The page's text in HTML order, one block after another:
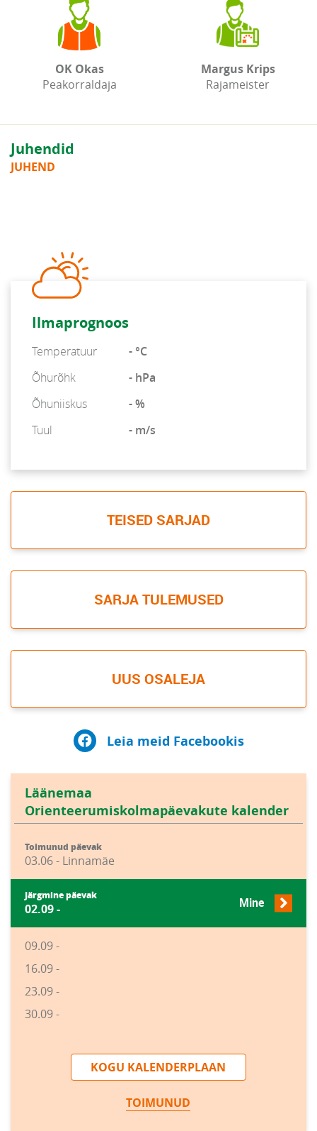
OK Okas
Peakorraldaja
Margus Krips
Rajameister
Juhendid
JUHEND
Ilmaprognoos
Temperatuur
- °C
Õhurõhk
- hPa
Õhuniiskus
- %
Tuul
- m/s
TEISED SARJAD
SARJA TULEMUSED
UUS OSALEJA
Leia meid Facebookis
Läänemaa
Orienteerumiskolmapäevakute kalender
Toimunud päevak
03.06 - Linnamäe
Järgmine päevak
02.09 - Mine
09.09 -
16.09 -
23.09 -
30.09 -
KOGU KALENDERPLAAN
TOIMUNUD